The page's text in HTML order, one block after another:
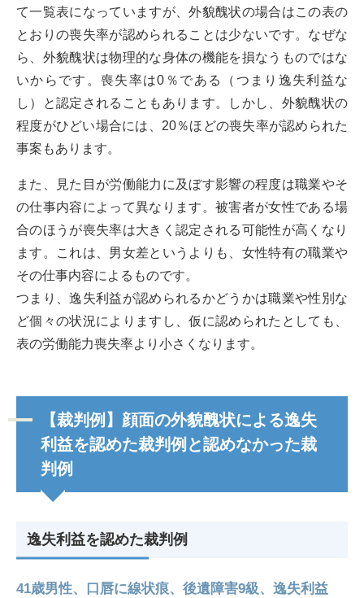
て一覧表になっていますが、外貌醜状の場合はこの表の
とおりの喪失率が認められることは少ないです。なぜな
ら、外貌醜状は物理的な身体の機能を損なうものではな
いからです。喪失率は0％である（つまり逸失利益な
し）と認定されることもあります。しかし、外貌醜状の
程度がひどい場合には、20％ほどの喪失率が認められた
事案もあります。
また、見た目が労働能力に及ぼす影響の程度は職業やそ
の仕事内容によって異なります。被害者が女性である場
合のほうが喪失率は大きく認定される可能性が高くなり
ます。これは、男女差というよりも、女性特有の職業や
その仕事内容によるものです。
つまり、逸失利益が認められるかどうかは職業や性別な
ど個々の状況によりますし、仮に認められたとしても、
表の労働能力喪失率より小さくなります。
【裁判例】顔面の外貌醜状による逸失
利益を認めた裁判例と認めなかった裁
判例
逸失利益を認めた裁判例
41歳男性、口唇に線状痕、後遺障害9級、逸失利益